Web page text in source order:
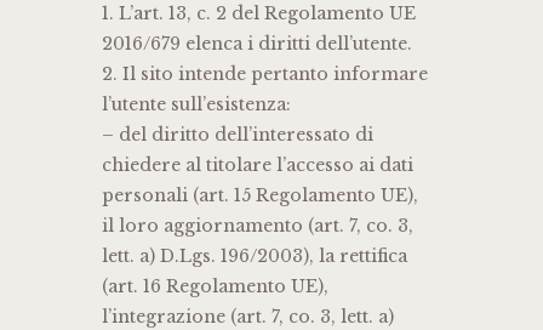
1. L’art. 13, c. 2 del Regolamento UE
2016/679 elenca i diritti dell’utente.
2. Il sito intende pertanto informare
l’utente sull’esistenza:
– del diritto dell’interessato di
chiedere al titolare l’accesso ai dati
personali (art. 15 Regolamento UE),
il loro aggiornamento (art. 7, co. 3,
lett. a) D.Lgs. 196/2003), la rettifica
(art. 16 Regolamento UE),
l’integrazione (art. 7, co. 3, lett. a)